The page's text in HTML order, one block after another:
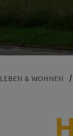
LEBEN & WOHNEN